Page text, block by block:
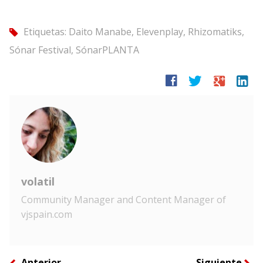
tag Etiquetas: Daito Manabe, Elevenplay, Rhizomatiks,
Sónar Festival, SónarPLANTA
facebook twitter google linkedin
volatil
Community Manager and Content Manager of
vjspain.com